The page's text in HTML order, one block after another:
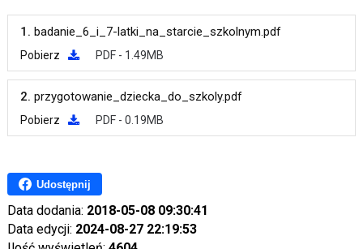
1. badanie_6_i_7-latki_na_starcie_szkolnym.pdf
Pobierz PDF - 1.49MB
2. przygotowanie_dziecka_do_szkoly.pdf
Pobierz PDF - 0.19MB
Udostępnij
Data dodania: 2018-05-08 09:30:41
Data edycji: 2024-08-27 22:19:53